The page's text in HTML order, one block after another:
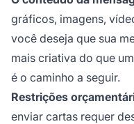
gráficos, imagens,
você deseja que sua
mais criativa do que
é o caminho a seguir.
Restrições
enviar cartas requer